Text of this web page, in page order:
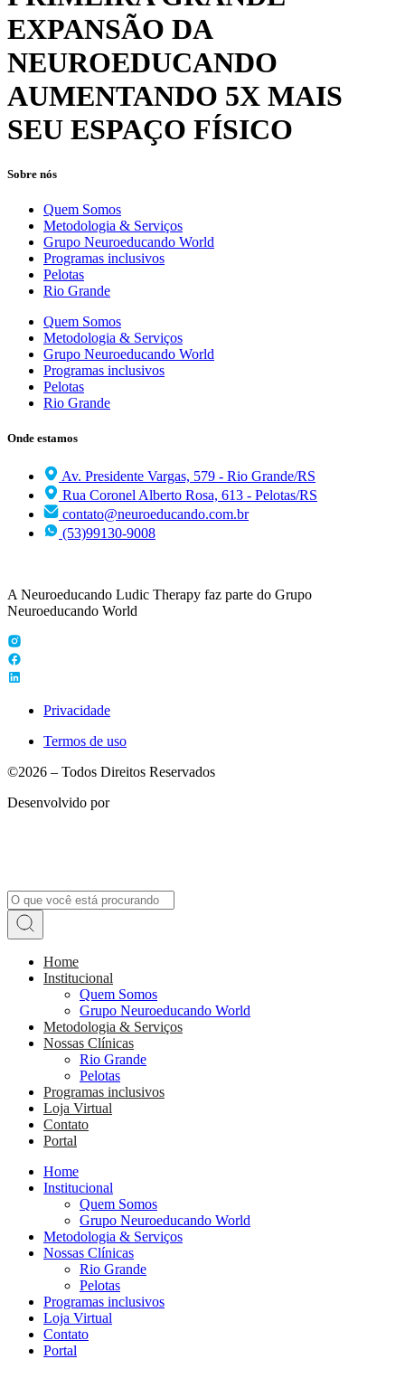
EXPANSÃO DA
NEUROEDUCANDO
AUMENTANDO 5X MAIS
SEU ESPAÇO FÍSICO
Sobre nós
Quem Somos
Metodologia & Serviços
Grupo Neuroeducando World
Programas inclusivos
Pelotas
Rio Grande
Quem Somos
Metodologia & Serviços
Grupo Neuroeducando World
Programas inclusivos
Pelotas
Rio Grande
Onde estamos
Av. Presidente Vargas, 579 - Rio Grande/RS
Rua Coronel Alberto Rosa, 613 - Pelotas/RS
contato@neuroeducando.com.br
(53)99130-9008
A Neuroeducando Ludic Therapy faz parte do Grupo
Neuroeducando World
Privacidade
Termos de uso
©2026 – Todos Direitos Reservados
Desenvolvido por
Home
Institucional
Quem Somos
Grupo Neuroeducando World
Metodologia & Serviços
Nossas Clínicas
Rio Grande
Pelotas
Programas inclusivos
Loja Virtual
Contato
Portal
Home
Institucional
Quem Somos
Grupo Neuroeducando World
Metodologia & Serviços
Nossas Clínicas
Rio Grande
Pelotas
Programas inclusivos
Loja Virtual
Contato
Portal